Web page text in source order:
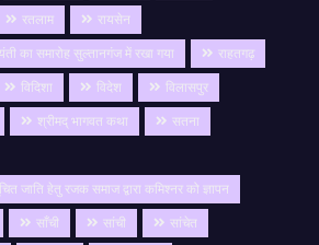
रतलाम
रायसेन
का समारोह सुल्तानगंज में रखा गया
राहतगढ़
विदिशा विदेश
विलासपुर
श्रीमद् भागवत कथा
सतना
जाति हेतु रजक समाज द्वारा कमिश्नर को ज्ञापन
साँची सांची
सांचेत